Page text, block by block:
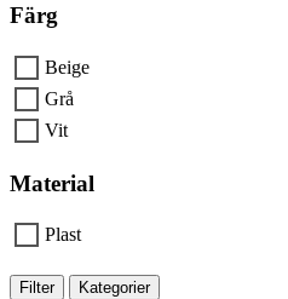
Färg
Beige
Grå
Vit
Material
Plast
Filter Kategorier